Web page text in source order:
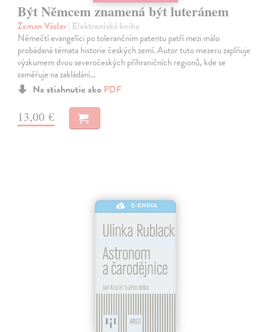
Být Němcem znamená být luteránem
Zeman Václav| Elektronická kniha
Němečtí evangelíci po tolerančním patentu patří mezi málo
probádaná témata historie českých zemí. Autor tuto mezeru zaplňuje
výzkumem dvou severočeských příhraničních regionů, kde se
zaměřuje na zakládání…
Na stiahnutie ako PDF
13,00 €
E-KNIHA